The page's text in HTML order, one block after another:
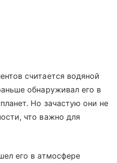
считается водяной
обнаруживал его в
Но зачастую они не
что важно для
его в атмосфере